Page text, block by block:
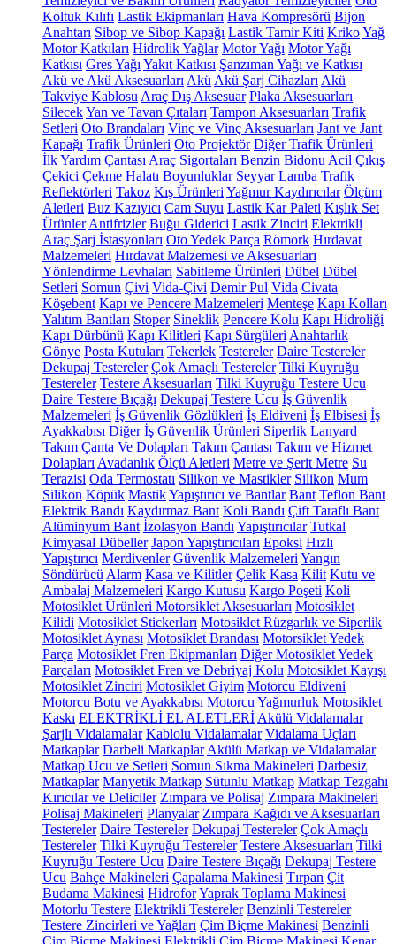
Koltuk Kılıfı Lastik Ekipmanları Hava Kompresörü Bijon
Anahtarı Sibop ve Sibop Kapağı Lastik Tamir Kiti KrikoYağ
Motor Katkıları Hidrolik Yağlar Motor Yağı Motor Yağı
Katkısı Gres Yağı Yakıt Katkısı Şanzıman Yağı ve Katkısı
Akü ve Akü Aksesuarları Akü Akü Şarj Cihazları Akü
Takviye Kablosu Araç Dış Aksesuar Plaka Aksesuarları
SilecekYan ve Tavan Çıtaları Tampon Aksesuarları Trafik
Setleri Oto Brandaları Vinç ve Vinç Aksesuarları Jant ve Jant
Kapağı Trafik Ürünleri Oto Projektör Diğer Trafik Ürünleri
İlk Yardım Çantası Araç Sigortaları Benzin Bidonu Acil Çıkış
Çekici Çekme Halatı Boyunluklar Seyyar Lamba Trafik
Reflektörleri Takoz Kış Ürünleri Yağmur Kaydırıcılar Ölçüm
Aletleri Buz Kazıyıcı Cam Suyu Lastik Kar Paleti Kışlık Set
Ürünler Antifrizler Buğu Giderici Lastik Zinciri Elektrikli
Araç Şarj İstasyonları Oto Yedek Parça Römork Hırdavat
Malzemeleri Hırdavat Malzemesi ve Aksesuarları
Yönlendirme Levhaları Sabitleme Ürünleri Dübel Dübel
Setleri Somun Çivi Vida-Çivi Demir Pul Vida Civata
Köşebent Kapı ve Pencere Malzemeleri Menteşe Kapı Kolları
Yalıtım Bantları Stoper Sineklik Pencere Kolu Kapı Hidroliği
Kapı Dürbünü Kapı Kilitleri Kapı Sürgüleri Anahtarlık
Gönye Posta Kutuları Tekerlek Testereler Daire Testereler
Dekupaj Testereler Çok Amaçlı Testereler Tilki Kuyruğu
Testereler Testere Aksesuarları Tilki Kuyruğu Testere Ucu
Daire Testere Bıçağı Dekupaj Testere Ucu İş Güvenlik
Malzemeleri İş Güvenlik Gözlükleri İş Eldiveni İş Elbisesi İş
Ayakkabısı Diğer İş Güvenlik Ürünleri Siperlik Lanyard
Takım Çanta Ve Dolapları Takım Çantası Takım ve Hizmet
Dolapları Avadanlık Ölçü Aletleri Metre ve Şerit Metre Su
Terazisi Oda Termostatı Silikon ve Mastikler Silikon Mum
Silikon Köpük MastikYapıştırıcı ve Bantlar Bant Teflon Bant
Elektrik Bandı Kaydırmaz Bant Koli Bandı Çift Taraflı Bant
Alüminyum Bant İzolasyon Bandı Yapıştırıcılar Tutkal
Kimyasal Dübeller Japon Yapıştırıcıları Epoksi Hızlı
Yapıştırıcı Merdivenler Güvenlik Malzemeleri Yangın
Söndürücü Alarm Kasa ve Kilitler Çelik Kasa Kilit Kutu ve
Ambalaj Malzemeleri Kargo Kutusu Kargo Poşeti Koli
Motosiklet Ürünleri Motorsiklet Aksesuarları Motosiklet
Kilidi Motosiklet Stickerları Motosiklet Rüzgarlık ve Siperlik
Motosiklet Aynası Motosiklet Brandası Motorsiklet Yedek
Parça Motosiklet Fren Ekipmanları Diğer Motosiklet Yedek
Parçaları Motosiklet Fren ve Debriyaj Kolu Motosiklet Kayışı
Motosiklet Zinciri Motosiklet Giyim Motorcu Eldiveni
Motorcu Botu ve Ayakkabısı Motorcu Yağmurluk Motosiklet
Kaskı ELEKTRİKLİ EL ALETLERİ Akülü Vidalamalar
Şarjlı Vidalamalar Kablolu Vidalamalar Vidalama Uçları
Matkaplar Darbeli Matkaplar Akülü Matkap ve Vidalamalar
Matkap Ucu ve Setleri Somun Sıkma Makineleri Darbesiz
Matkaplar Manyetik Matkap Sütunlu Matkap Matkap Tezgahı
Kırıcılar ve Deliciler Zımpara ve Polisaj Zımpara Makineleri
Polisaj Makineleri Planyalar Zımpara Kağıdı ve Aksesuarları
Testereler Daire Testereler Dekupaj Testereler Çok Amaçlı
Testereler Tilki Kuyruğu Testereler Testere Aksesuarları Tilki
Kuyruğu Testere Ucu Daire Testere Bıçağı Dekupaj Testere
Ucu Bahçe Makineleri Çapalama Makinesi Tırpan Çit
Budama Makinesi HidroforYaprak Toplama Makinesi
Motorlu Testere Elektrikli Testereler Benzinli Testereler
Testere Zincirleri ve Yağları Çim Biçme Makinesi Benzinli
Çim Biçme Makinesi Elektrikli Çim Biçme Makinesi Kenar